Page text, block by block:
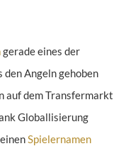
gerade eines der
Angeln gehoben
auf dem Transfermarkt
Globallisierung
Spielernamen